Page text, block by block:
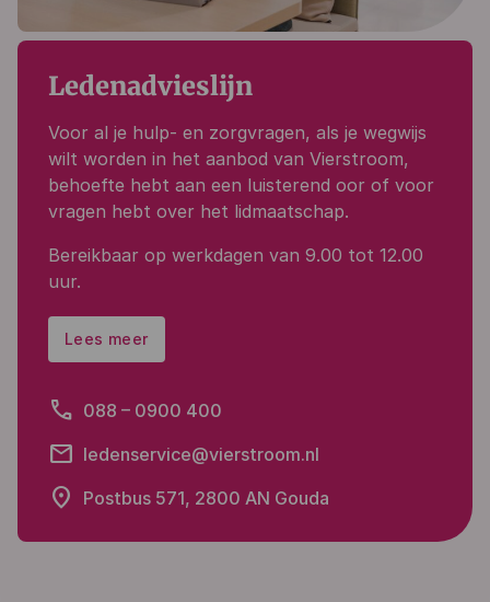
Ledenadvieslijn
Voor al je hulp- en zorgvragen, als je wegwijs
wilt worden in het aanbod van Vierstroom,
behoefte hebt aan een luisterend oor of voor
vragen hebt over het lidmaatschap.
Bereikbaar op werkdagen van 9.00 tot 12.00
uur.
Lees meer
phone 088 – 0900 400
email ledenservice@vierstroom.nl
place Postbus 571, 2800 AN Gouda